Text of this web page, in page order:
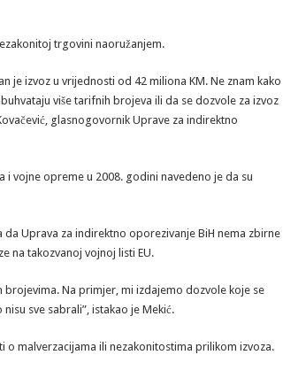
trgovini naoružanjem.
je izvoz u vrijednosti od 42 miliona KM. Ne znam kako
više tarifnih brojeva ili da se dozvole za izvoz
glasnogovornik Uprave za indirektno
vojne opreme u 2008. godini navedeno je da su
Uprava za indirektno oporezivanje BiH nema zbirne
na takozvanoj vojnoj listi EU.
Na primjer, mi izdajemo dozvole koje se
sve sabrali”, istakao je Mekić.
malverzacijama ili nezakonitostima prilikom izvoza.